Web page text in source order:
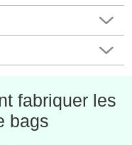
fabriquer les
bags